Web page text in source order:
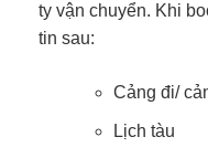
ty vận chuyển. Khi
tin sau:
Cảng đi/
Lịch tàu